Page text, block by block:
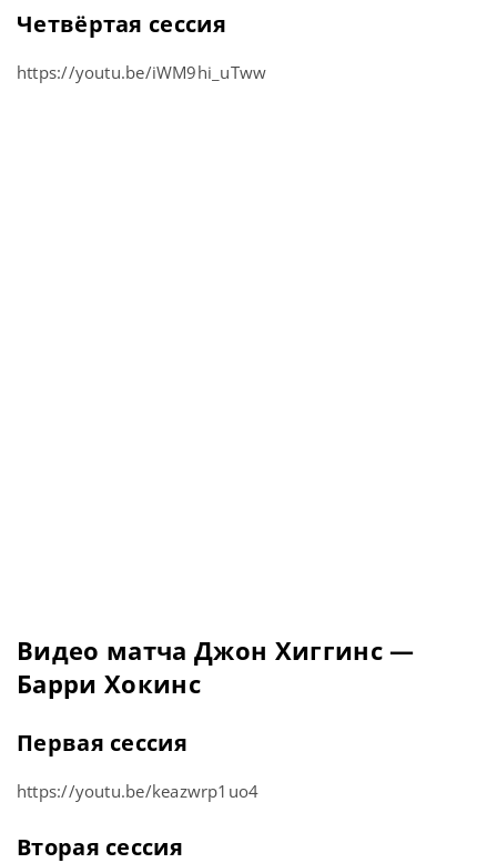
Четвёртая сессия
https://youtu.be/iWM9hi_uTww
Видео матча Джон Хиггинс —
Барри Хокинс
Первая сессия
https://youtu.be/keazwrp1uo4
Вторая сессия